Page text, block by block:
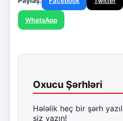
WhatsApp
Oxucu Şərhləri
Hələlik heç bir şərh
siz yazın!